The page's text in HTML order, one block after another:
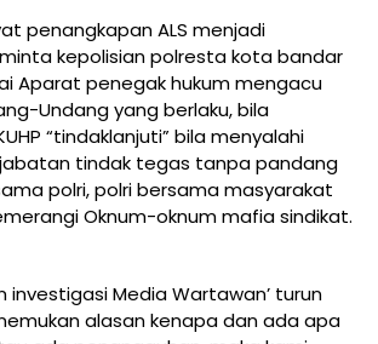
penangkapan ALS menjadi
kepolisian polresta kota bandar
Aparat penegak hukum mengacu
Undang yang berlaku, bila
“tindaklanjuti” bila menyalahi
tindak tegas tanpa pandang
polri, polri bersama masyarakat
Oknum-oknum mafia sindikat.
investigasi Media Wartawan’ turun
alasan kenapa dan ada apa